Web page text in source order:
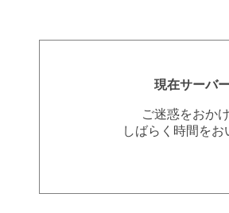
現在サーバ
ご迷惑をおか
しばらく時間を